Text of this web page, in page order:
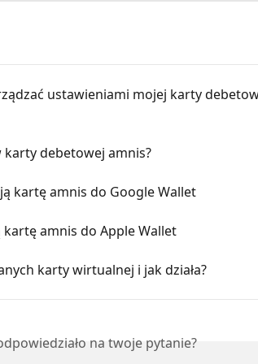
ustawieniami mojej karty
karty debetowej amnis?
kartę amnis do Google Wallet
kartę amnis do Apple Wallet
karty wirtualnej i jak działa?
na twoje pytanie?